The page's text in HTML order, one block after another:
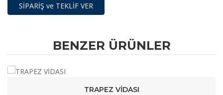
SİPARİŞ ve TEKLİF VER
BENZER ÜRÜNLER
TRAPEZ VİDASI